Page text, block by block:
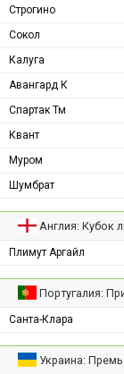
Строгино
Сокол
Калуга
Авангард К
Спартак Тм
Квант
Муром
Шумбрат
Англия: Кубок
Плимут Аргайл
Португалия:
Санта-Клара
Украина: